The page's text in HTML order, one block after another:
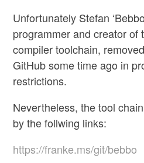
Unfortunately Stefan
programmer and creator of
compiler toolchain,
GitHub some time ago in
restrictions.
Nevertheless, the tool
by the follwing links:
https://franke.ms/git/bebbo